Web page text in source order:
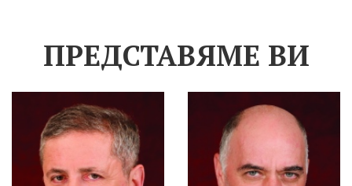
ПРЕДСТАВЯМЕ ВИ